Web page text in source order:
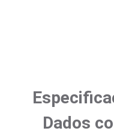
Dados